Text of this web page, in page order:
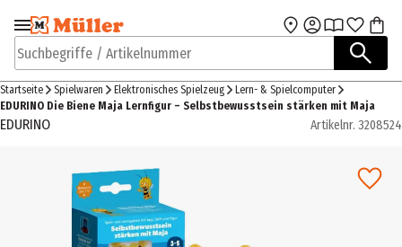
Zur Navigation
springen
Zum Hauptinhalt
Suchbegriffe / Artikelnummer
Startseite Spielwaren Elektronisches Spielzeug
Lern- & Spielcomputer
EDURINO Die Biene Maja Lernfigur – Selbstbewusstsein stärken mit Maja
EDURINO Artikelnr. 3208524